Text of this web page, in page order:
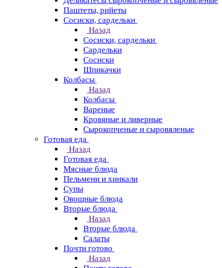
Паштеты, рийеты
Сосиски, сардельки
Назад
Сосиски, сардельки
Сардельки
Сосиски
Шпикачки
Колбасы
Назад
Колбасы
Вареные
Кровяные и ливерные
Сырокопченые и сыровяленые
Готовая еда
Назад
Готовая еда
Мясные блюда
Пельмени и хинкали
Супы
Овощные блюда
Вторые блюда
Назад
Вторые блюда
Салаты
Почти готово
Назад